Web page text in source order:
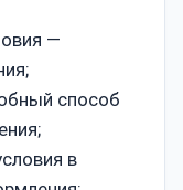
—
способ
в